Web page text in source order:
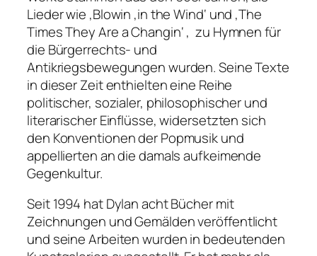
Lieder wie ‚Blowin ‚in the Wind‘ und ‚The
Times They Are a Changin‘ ‚ zu Hymnen für
die Bürgerrechts- und
Antikriegsbewegungen wurden. Seine Texte
in dieser Zeit enthielten eine Reihe
politischer, sozialer, philosophischer und
literarischer Einflüsse, widersetzten sich
den Konventionen der Popmusik und
appellierten an die damals aufkeimende
Gegenkultur.
Seit 1994 hat Dylan acht Bücher mit
Zeichnungen und Gemälden veröffentlicht
und seine Arbeiten wurden in bedeutenden